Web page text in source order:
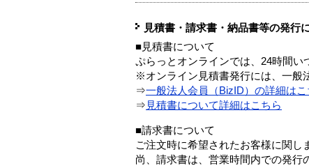
見積書・請求書・納品書等の発行
■見積書について
ぷらっとオンラインでは、24時間い
※オンライン見積書発行には、一般
⇒一般法人会員（BizID）の詳細はこ
⇒ 見積書について詳細はこちら
■請求書について
ご注文時に希望されたお客様に関し
尚、請求書は、営業時間内での発行